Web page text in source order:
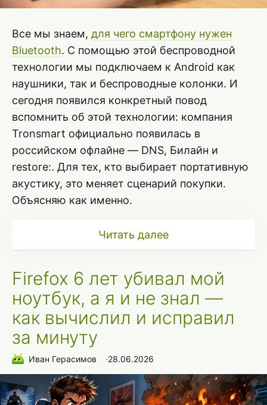
Все мы знаем, для чего смартфону нужен
Bluetooth. С помощью этой беспроводной
технологии мы подключаем к Android как
наушники, так и беспроводные колонки. И
сегодня появился конкретный повод
вспомнить об этой технологии: компания
Tronsmart официально появилась в
российском офлайне — DNS, Билайн и
restore:. Для тех, кто выбирает портативную
акустику, это меняет сценарий покупки.
Объясняю как именно.
Читать далее
Firefox 6 лет убивал мой
ноутбук, а я и не знал —
как вычислил и исправил
за минуту
Иван Герасимов ∙28.06.2026